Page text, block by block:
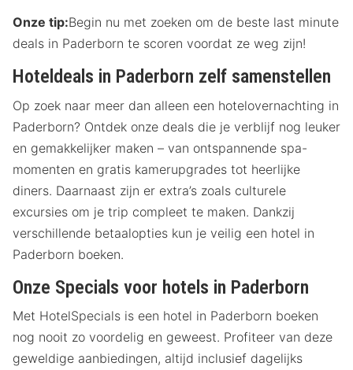
Onze tip:Begin nu met zoeken om de beste last minute
deals in Paderborn te scoren voordat ze weg zijn!
Hoteldeals in Paderborn zelf samenstellen
Op zoek naar meer dan alleen een hotelovernachting in
Paderborn? Ontdek onze deals die je verblijf nog leuker
en gemakkelijker maken – van ontspannende spa-
momenten en gratis kamerupgrades tot heerlijke
diners. Daarnaast zijn er extra’s zoals culturele
excursies om je trip compleet te maken. Dankzij
verschillende betaalopties kun je veilig een hotel in
Paderborn boeken.
Onze Specials voor hotels in Paderborn
Met HotelSpecials is een hotel in Paderborn boeken
nog nooit zo voordelig en geweest. Profiteer van deze
geweldige aanbiedingen, altijd inclusief dagelijks